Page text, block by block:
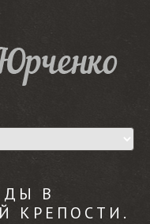
В
КРЕПОСТИ.